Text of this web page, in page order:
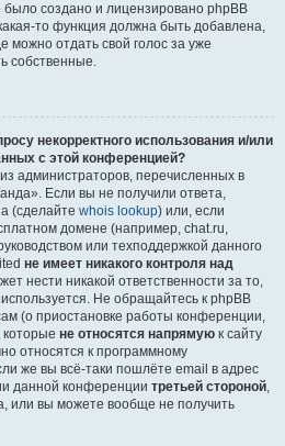
создано и лицензировано phpBB
то функция должна быть добавлена,
можно отдать свой голос за уже
собственные.
некорректного использования и/или
с этой конференцией?
администраторов, перечисленных в
Если вы не получили ответа,
(сделайте whois lookup) или, если
домене (например, chat.ru,
или техподдержкой данного
не имеет никакого контроля над
нести никакой ответственности за то,
Не обращайтесь к phpBB
(о приостановке работы конференции,
которые не относятся напрямую к сайту
относятся к программному
же вы всё-таки пошлёте email в адрес
данной конференции третьей стороной,
или вы можете вообще не получить